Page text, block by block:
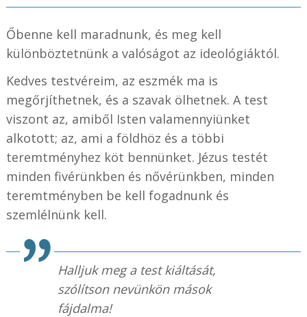
Őbenne kell maradnunk, és meg kell
különböztetnünk a valóságot az ideológiáktól.
Kedves testvéreim, az eszmék ma is
megőrjíthetnek, és a szavak ölhetnek. A test
viszont az, amiből Isten valamennyiünket
alkotott; az, ami a földhöz és a többi
teremtményhez köt bennünket. Jézus testét
minden fivérünkben és nővérünkben, minden
teremtményben be kell fogadnunk és
szemlélnünk kell.
Halljuk meg a test kiáltását,
szólítson nevünkön mások
fájdalma!